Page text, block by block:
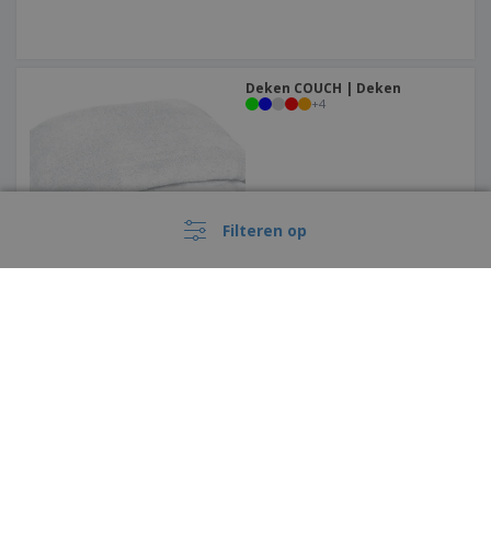
Filteren op
Deken COUCH | Deken
+4